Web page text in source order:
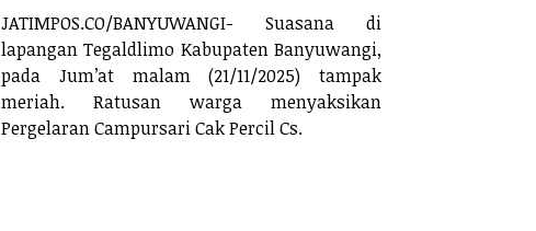
JATIMPOS.CO/BANYUWANGI- Suasana di
lapangan Tegaldlimo Kabupaten Banyuwangi,
pada Jum’at malam (21/11/2025) tampak
meriah. Ratusan warga menyaksikan
Pergelaran Campursari Cak Percil Cs.